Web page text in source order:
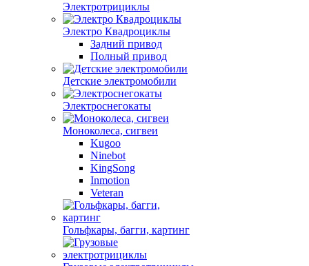
Электротрициклы
Электро Квадроциклы
Задний привод
Полный привод
Детские электромобили
Электроснегокаты
Моноколеса, сигвеи
Kugoo
Ninebot
KingSong
Inmotion
Veteran
Гольфкары, багги, картинг